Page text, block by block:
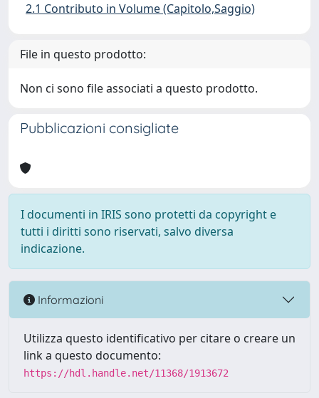
2.1 Contributo in Volume (Capitolo,Saggio)
File in questo prodotto:
Non ci sono file associati a questo prodotto.
Pubblicazioni consigliate
I documenti in IRIS sono protetti da copyright e
tutti i diritti sono riservati, salvo diversa
indicazione.
Informazioni
Utilizza questo identificativo per citare o creare un
link a questo documento:
https://hdl.handle.net/11368/1913672